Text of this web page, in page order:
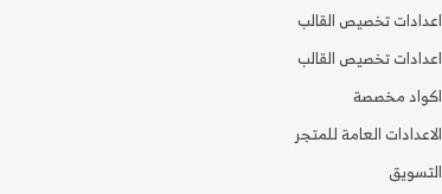
اعدادات تخصيص القالب
اعدادات تخصيص القالب
اكواد مخصصة
الاعدادات العامة للمتجر
التسويق